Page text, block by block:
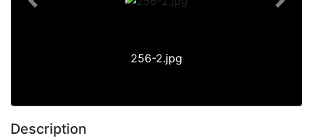
256-2.jpg
Previous Next
Description